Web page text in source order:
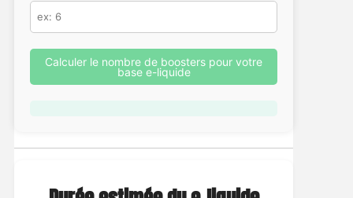
Calculer le nombre de boosters pour votre
base e-liquide